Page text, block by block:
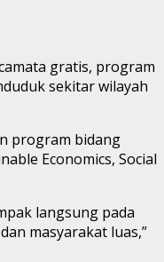
gratis, program
sekitar wilayah
program bidang
Economics, Social
langsung pada
masyarakat luas,”